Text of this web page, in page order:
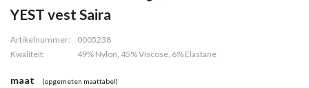
YEST vest Saira
Artikelnummer:
0005238
Kwaliteit:
49% Nylon, 45% Viscose, 6% Elastane
maat (opgemeten maattabel)